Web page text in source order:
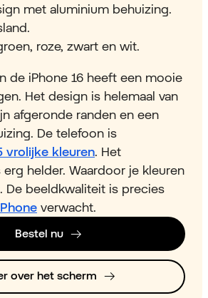
met aluminium behuizing.
roze, zwart en wit.
de iPhone 16 heeft een mooie
Het design is helemaal van
afgeronde randen en een
De telefoon is
vrolijke kleuren. Het
helder. Waardoor je kleuren
De beeldkwaliteit is precies
verwacht.
Bestel nu
over het scherm